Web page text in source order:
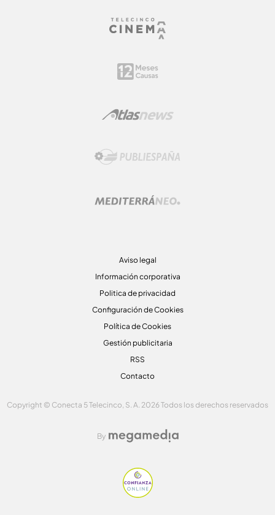
Aviso legal
Información corporativa
Politica de privacidad
Configuración de Cookies
Política de Cookies
Gestión publicitaria
RSS
Contacto
Copyright © Conecta 5 Telecinco, S. A. 2026 Todos los derechos reservados
By